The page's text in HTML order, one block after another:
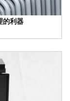
的利器